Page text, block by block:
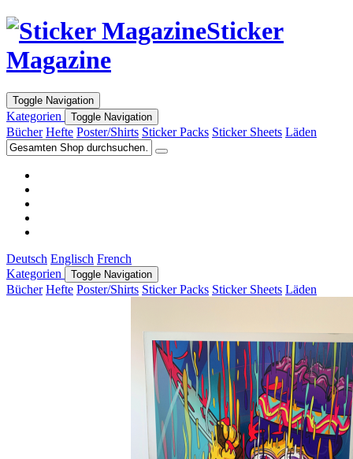
Sticker
Magazine
Toggle Navigation
Kategorien Toggle Navigation
Bücher Hefte Poster/Shirts Sticker Packs Sticker Sheets Läden
Deutsch Englisch French
Kategorien
Toggle Navigation
Bücher Hefte Poster/Shirts Sticker Packs Sticker Sheets Läden